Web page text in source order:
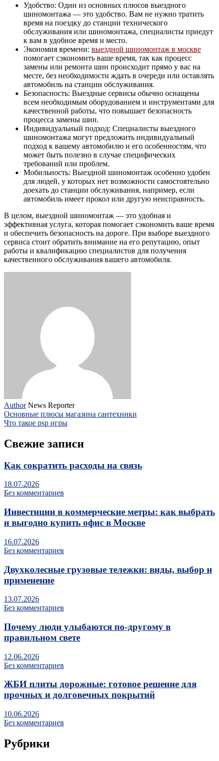
Удобство: Один из основных плюсов выездного
шиномонтажа — это удобство. Вам не нужно тратить
время на поездку до станции технического
обслуживания или шиномонтажа, специалисты приедут
к вам в удобное время и место.
Экономия времени: выездной шиномонтаж в москве
помогает сэкономить ваше время, так как процесс
замены или ремонта шин происходит прямо у вас на
месте, без необходимости ждать в очереди или оставлять
автомобиль на станции обслуживания.
Безопасность: Выездные сервисы обычно оснащены
всем необходимым оборудованием и инструментами для
качественной работы, что повышает безопасность
процесса замены шин.
Индивидуальный подход: Специалисты выездного
шиномонтажа могут предложить индивидуальный
подход к вашему автомобилю и его особенностям, что
может быть полезно в случае специфических
требований или проблем.
Мобильность: Выездной шиномонтаж особенно удобен
для людей, у которых нет возможности самостоятельно
доехать до станции обслуживания, например, если
автомобиль имеет прокол или другую неисправность.
В целом, выездной шиномонтаж — это удобная и
эффективная услуга, которая помогает сэкономить ваше время
и обеспечить безопасность на дороге. При выборе выездного
сервиса стоит обратить внимание на его репутацию, опыт
работы и квалификацию специалистов для получения
качественного обслуживания вашего автомобиля.
Author News Reporter
Основные плюсы магазина сантехники
Что такое psp игры
Свежие записи
Как сократить расходы на связь
18.07.2026
Без комментариев
Инвестиции в коммерческие метры: как выбрать
и выгодно купить офис в Москве
16.07.2026
Без комментариев
Двухколесные грузовые тележки: виды, выбор и
применение
13.07.2026
Без комментариев
Почему люди улыбаются по‑другому в
правильном свете
12.06.2026
Без комментариев
ЖБИ плиты дорожные: готовое решение для
прочных и долговечных покрытий
10.06.2026
Без комментариев
Рубрики